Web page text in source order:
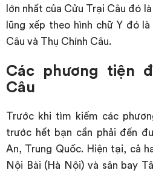
lớn nhất của Cửu Trại Câu đó
lũng xếp theo hình chữ Y đó
Câu và Thụ Chính Câu.
Các phương tiện
Câu
Trước khi tìm kiếm các
trước hết bạn cần phải đến
An, Trung Quốc. Hiện tại, cả
Nội Bài (Hà Nội) và sân bay